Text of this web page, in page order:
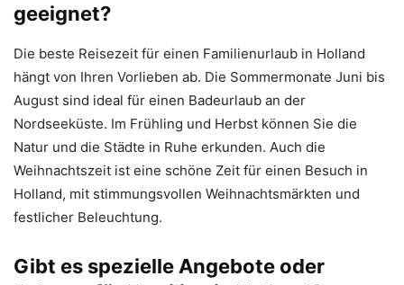
geeignet?
Die beste Reisezeit für einen Familienurlaub in Holland
hängt von Ihren Vorlieben ab. Die Sommermonate Juni bis
August sind ideal für einen Badeurlaub an der
Nordseeküste. Im Frühling und Herbst können Sie die
Natur und die Städte in Ruhe erkunden. Auch die
Weihnachtszeit ist eine schöne Zeit für einen Besuch in
Holland, mit stimmungsvollen Weihnachtsmärkten und
festlicher Beleuchtung.
Gibt es spezielle Angebote oder